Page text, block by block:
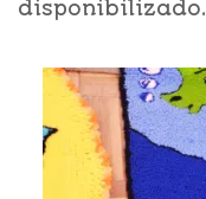
disponibilizado.